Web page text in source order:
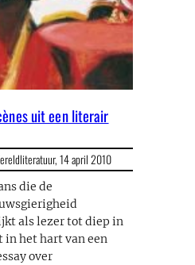
uit een literair
14 april 2010
die de
als lezer tot diep in
in het hart van een
over